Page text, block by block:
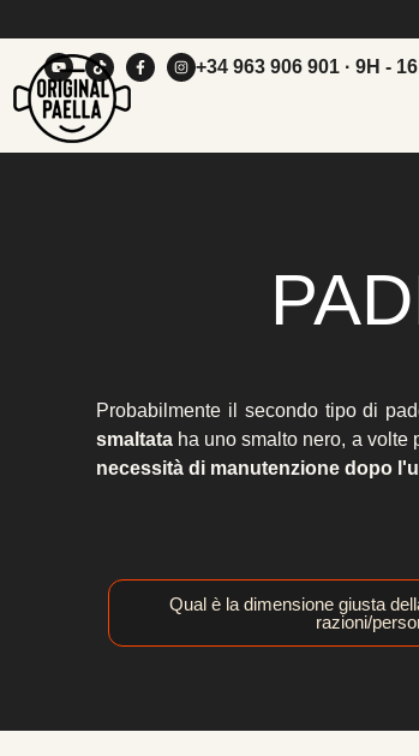
+34 963 906 901· 9H -
Probabilmente il secondo tipo di
smaltata ha uno smalto nero, a
necessità di manutenzione dopo
Qual è la dimensione giusta
razioni/